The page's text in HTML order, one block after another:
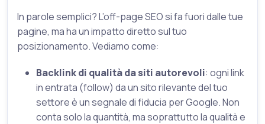
In parole semplici? L’off-page SEO si fa fuori dalle tue
pagine, ma ha un impatto diretto sul tuo
posizionamento. Vediamo come:
Backlink di qualità da siti autorevoli: ogni link
in entrata (follow) da un sito rilevante del tuo
settore è un segnale di fiducia per Google. Non
conta solo la quantità, ma soprattutto la qualità e